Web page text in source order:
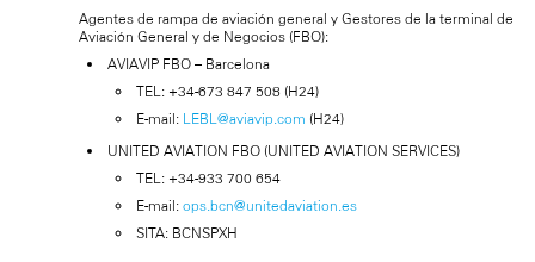
Agentes de rampa de aviación general y Gestores de la terminal de
Aviación General y de Negocios (FBO):
AVIAVIP FBO – Barcelona
TEL: +34-673 847 508 (H24)
E-mail: LEBL@aviavip.com (H24)
UNITED AVIATION FBO (UNITED AVIATION SERVICES)
TEL: +34-933 700 654
E-mail: ops.bcn@unitedaviation.es
SITA: BCNSPXH